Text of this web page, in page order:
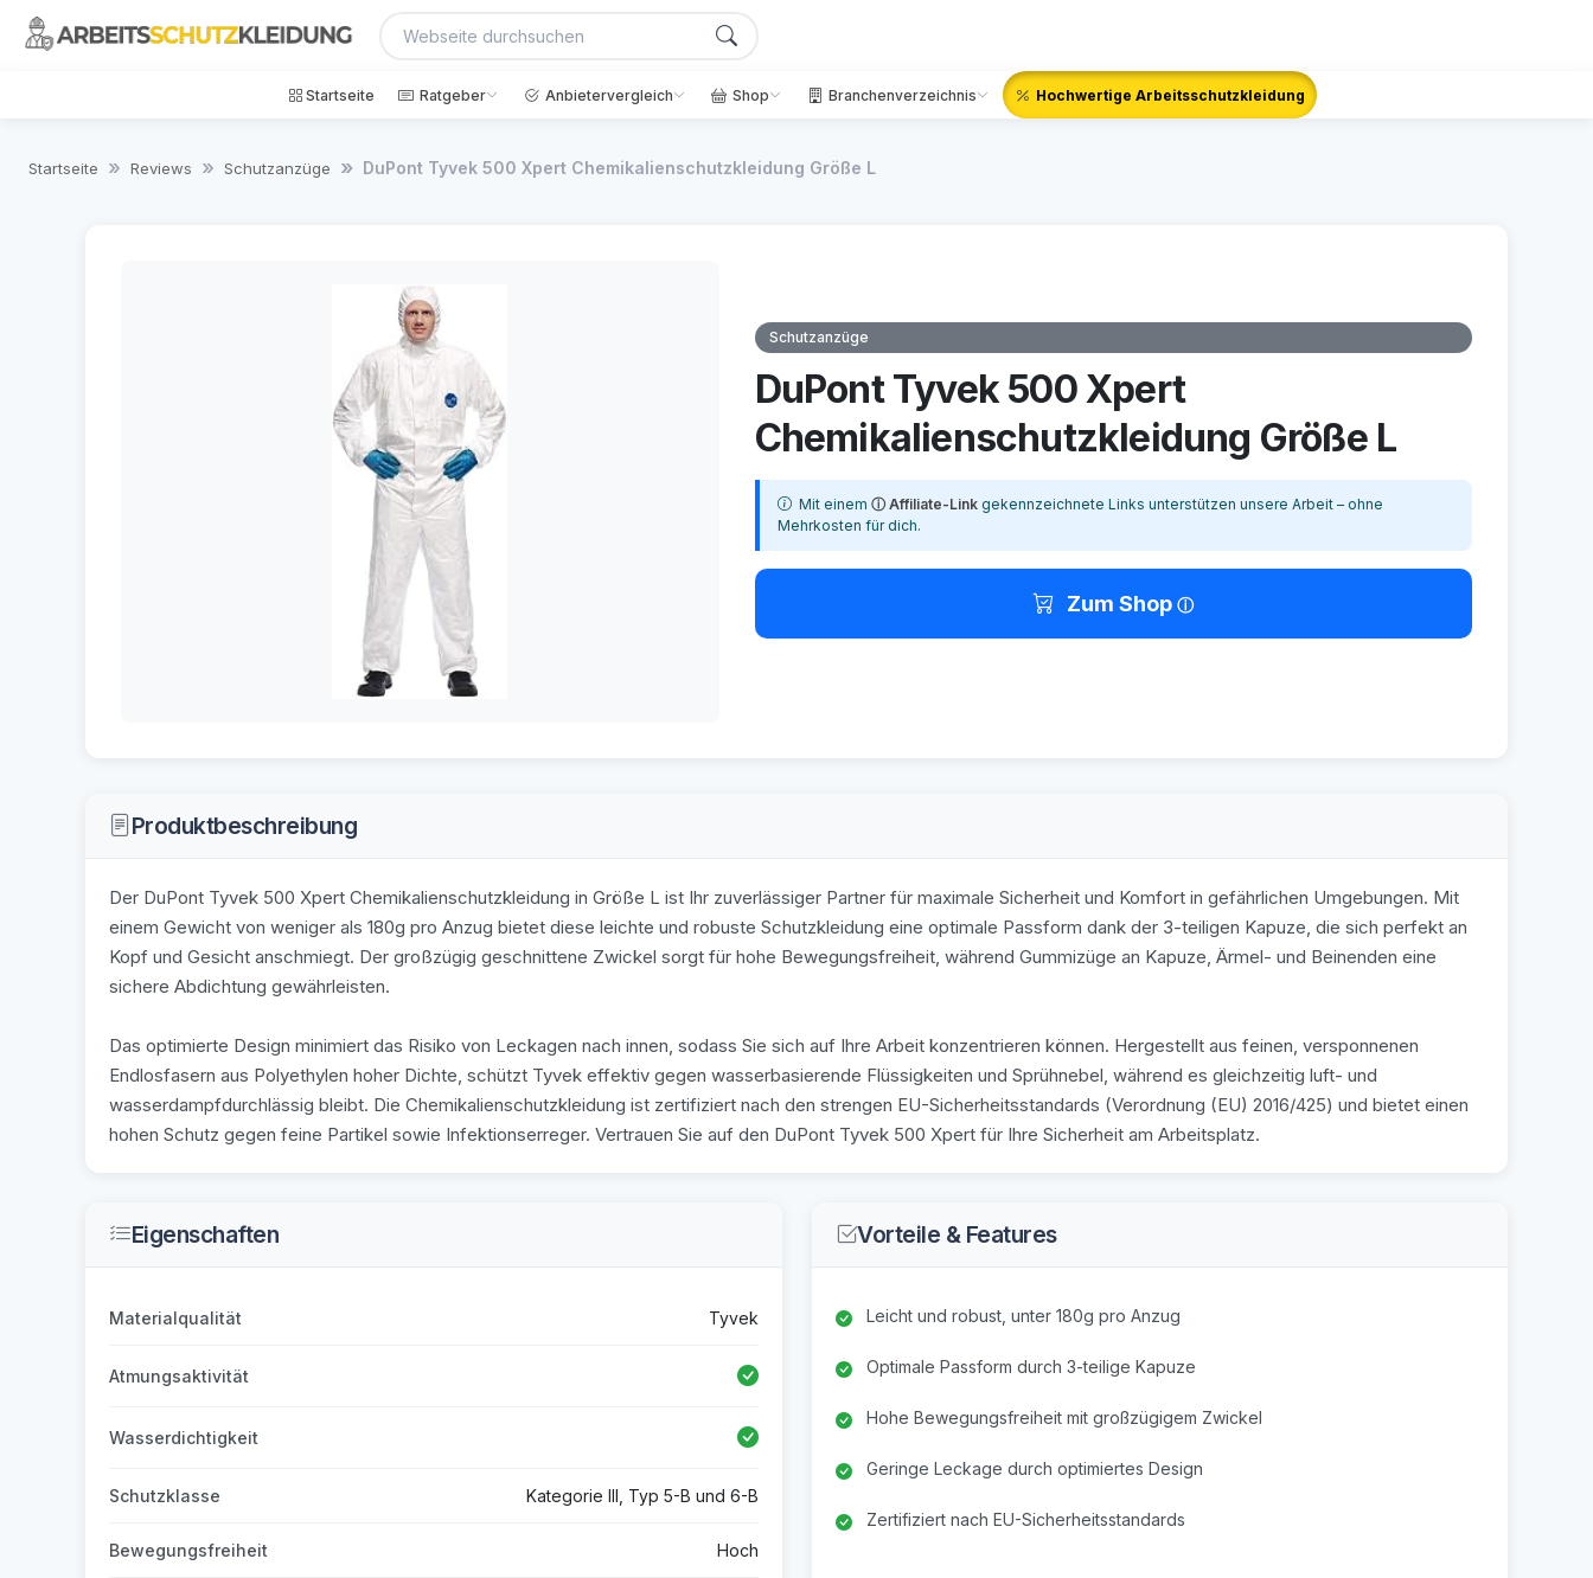
Startseite Ratgeber Anbietervergleich Shop Branchenverzeichnis Hochwertige Arbeitsschutzkleidung
Startseite Reviews Schutzanzüge DuPont Tyvek 500 Xpert Chemikalienschutzkleidung Größe L
Schutzanzüge
DuPont Tyvek 500 Xpert
Chemikalienschutzkleidung Größe L
Mit einem ⓘ Affiliate-Linkgekennzeichnete Links unterstützen unsere Arbeit – ohne
Mehrkosten für dich.
Zum Shop
Produktbeschreibung
Der DuPont Tyvek 500 Xpert Chemikalienschutzkleidung in Größe L ist Ihr zuverlässiger Partner für maximale Sicherheit und Komfort in gefährlichen Umgebungen. Mit
einem Gewicht von weniger als 180g pro Anzug bietet diese leichte und robuste Schutzkleidung eine optimale Passform dank der 3-teiligen Kapuze, die sich perfekt an
Kopf und Gesicht anschmiegt. Der großzügig geschnittene Zwickel sorgt für hohe Bewegungsfreiheit, während Gummizüge an Kapuze, Ärmel- und Beinenden eine
sichere Abdichtung gewährleisten.
Das optimierte Design minimiert das Risiko von Leckagen nach innen, sodass Sie sich auf Ihre Arbeit konzentrieren können. Hergestellt aus feinen, versponnenen
Endlosfasern aus Polyethylen hoher Dichte, schützt Tyvek effektiv gegen wasserbasierende Flüssigkeiten und Sprühnebel, während es gleichzeitig luft- und
wasserdampfdurchlässig bleibt. Die Chemikalienschutzkleidung ist zertifiziert nach den strengen EU-Sicherheitsstandards (Verordnung (EU) 2016/425) und bietet einen
hohen Schutz gegen feine Partikel sowie Infektionserreger. Vertrauen Sie auf den DuPont Tyvek 500 Xpert für Ihre Sicherheit am Arbeitsplatz.
Eigenschaften
Materialqualität Tyvek
Atmungsaktivität
Wasserdichtigkeit
Schutzklasse Kategorie III, Typ 5-B und 6-B
Bewegungsfreiheit Hoch
Vorteile & Features
Leicht und robust, unter 180g pro Anzug
Optimale Passform durch 3-teilige Kapuze
Hohe Bewegungsfreiheit mit großzügigem Zwickel
Geringe Leckage durch optimiertes Design
Zertifiziert nach EU-Sicherheitsstandards